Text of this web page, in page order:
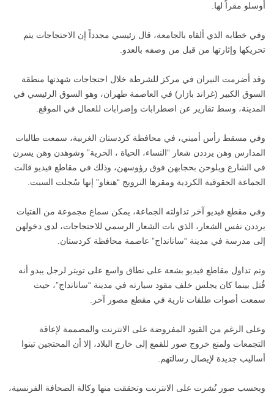
أوسلو مقراً لها.
وفي خطابه الذي ألقاه بالجامعة، قال رئيسي مجدداً إن الاحتجاجات يتم
تحريكها وإثارتها من قبل من وصفه بالعدو.
وقد أضرمت النيران في مركز للشرطة خلال احتجاجات شهدتها منطقة
السوق الكبير (غراند بازار) في العاصمة طهران، وهو السوق الرئيسي في
المدينة، وسط تقارير عن اضطرابات وإضرابات للعمال في الموقع.
وفي مسقط رأس أميني، في محافظة كردستان الغربية، سمعت طالبات
المدارس وهن يرددن شعار “النساء، الحياة ، الحرية” وشوهدن وهن يسرن
في الشارع ويلوحن بحجابهن فوق رؤوسهن، وذلك في مقاطع فيديو قالت
الجماعة الحقوقية الكردية ومقرها النرويج “هنغاو” إنها سُجلت السبت.
وفي مقطع فيديو آخر تداولته الجماعة، يمكن سماع مجموعة من الفتيات
يرددن نفس الشعار، الذي بات الشعار الرسمي للاحتجاجات، لدى دخولهن
إلى مدرسة في مدينة “سانانداج” عاصمة محافظة كردستان.
وتم تداول مقاطع فيديو بشعة على نطاق واسع على تويتر لرجل يبدو أنه
قُتل بينما كان يجلس خلف مقود سيارته في مدينة “سانانداج”، حيث
سمعت أصوات طلقات نارية في مقطع مصور آخر.
وعلى الرغم من القيود المفروضة على الانترنت والمصممة لإعاقة
التجمعات ولمنع خروج صور للقمع إلى خارج البلاد، إلا أن المحتجين تبنوا
أساليب جديدة لإيصال رسالتهم.
وبحسب صور نُشرت على الانترنت وتحققت منها وكالة الصحافة الفرنسية،